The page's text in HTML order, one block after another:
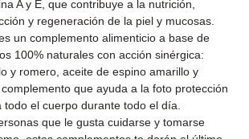
A y E, que contribuye a la nutrición,
y regeneración de la piel y mucosas.
un complemento alimenticio a base de
100% naturales con acción sinérgica:
y romero, aceite de espino amarillo y
que ayuda a la foto protección
el cuerpo durante todo el día.
que le gusta cuidarse y tomarse